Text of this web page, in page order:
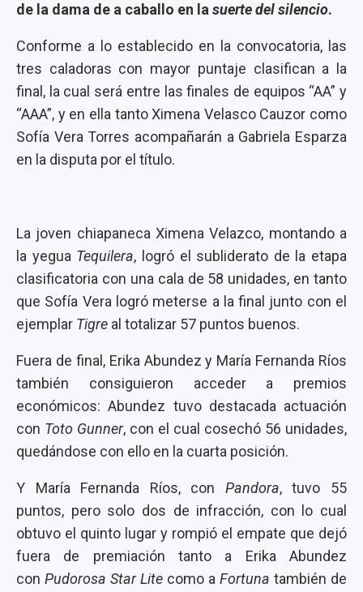
de la dama de a caballo en la suerte del silencio.
Conforme a lo establecido en la convocatoria, las
tres caladoras con mayor puntaje clasifican a la
final, la cual será entre las finales de equipos “AA” y
“AAA”, y en ella tanto Ximena Velasco Cauzor como
Sofía Vera Torres acompañarán a Gabriela Esparza
en la disputa por el título.
La joven chiapaneca Ximena Velazco, montando a
la yegua Tequilera, logró el subliderato de la etapa
clasificatoria con una cala de 58 unidades, en tanto
que Sofía Vera logró meterse a la final junto con el
ejemplar Tigre al totalizar 57 puntos buenos.
Fuera de final, Erika Abundez y María Fernanda Ríos
también consiguieron acceder a premios
económicos: Abundez tuvo destacada actuación
con Toto Gunner, con el cual cosechó 56 unidades,
quedándose con ello en la cuarta posición.
Y María Fernanda Ríos, con Pandora, tuvo 55
puntos, pero solo dos de infracción, con lo cual
obtuvo el quinto lugar y rompió el empate que dejó
fuera de premiación tanto a Erika Abundez
con Pudorosa Star Lite como a Fortuna también de